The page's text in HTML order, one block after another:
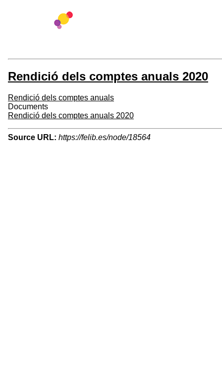
Rendició dels comptes anuals 2020
Rendició dels comptes anuals
Documents
Rendició dels comptes anuals 2020
Source URL: https://felib.es/node/18564